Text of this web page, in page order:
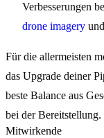
Verbesserungen
drone imagery
Für die allermeisten
das Upgrade deiner
beste Balance aus
bei der Bereitstellung.
Mitwirkende